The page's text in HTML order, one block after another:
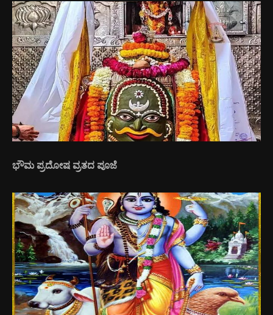
ಭೌಮ ಪ್ರದೋಷ ವ್ರತದ ಪೂಜೆ